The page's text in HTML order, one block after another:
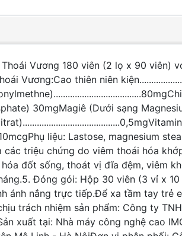
Thoái Vương 180 viên (2 lọ x 90
Vương:Cao thiên niên
30mgMagiê (Dưới sạng
liệu: Lastose, magnesium
triệu chứng do viêm thoái hóa
đốt sống, thoát vị đĩa đệm, viêm
Đóng gói: Hộp 30 viên (3 vỉ x
ánh nắng trực tiếp.Để xa tầm tay trẻ
trách nhiệm sản phẩm: Công ty
xuất tại: Nhà máy công nghệ cao